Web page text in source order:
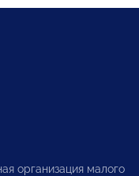
организация малого